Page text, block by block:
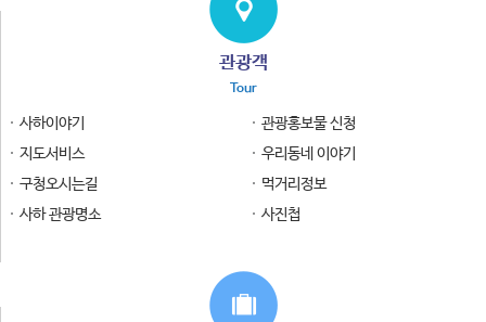
관광객
Tour
사하이야기
관광홍보물 신청
지도서비스
우리동네 이야기
구청오시는길
먹거리정보
사하 관광명소
사진첩